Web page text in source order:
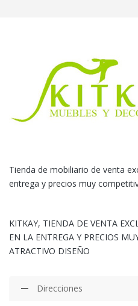
Tienda de mobiliario de venta
entrega y precios muy
KITKAY, TIENDA DE VENTA
EN LA ENTREGA Y PRECIOS
ATRACTIVO DISEÑO
Direcciones